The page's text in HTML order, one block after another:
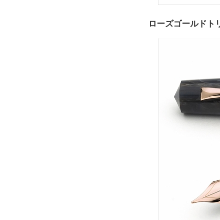
ローズゴールドト